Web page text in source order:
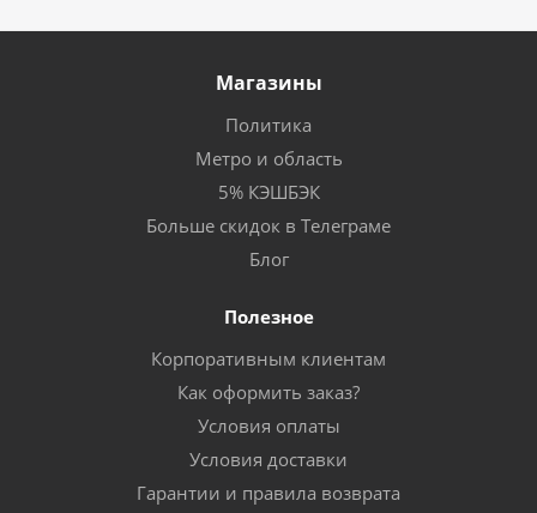
Магазины
Политика
Метро и область
5% КЭШБЭК
Больше скидок в Телеграме
Блог
Полезное
Корпоративным клиентам
Как оформить заказ?
Условия оплаты
Условия доставки
Гарантии и правила возврата